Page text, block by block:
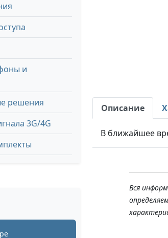
и
решения
3G/4G
Описание
В ближайшее
Вся